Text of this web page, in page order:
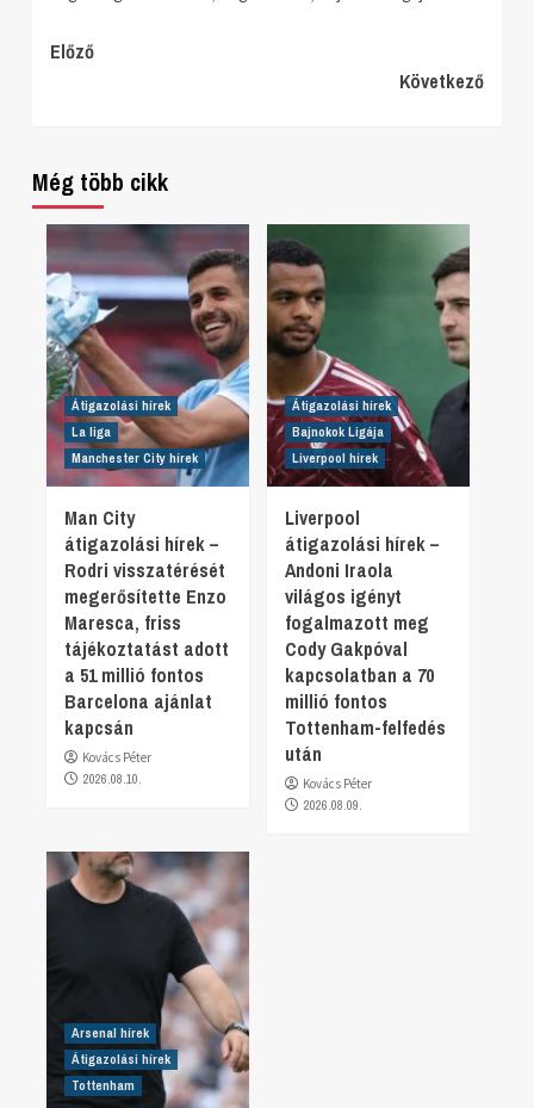
Continue
Előző
Következő
Még több cikk
Átigazolási hírek
La liga
Manchester City hírek
Man City
átigazolási hírek –
Rodri visszatérését
megerősítette Enzo
Maresca, friss
tájékoztatást adott
a 51 millió fontos
Barcelona ajánlat
kapcsán
Kovács Péter
2026.08.10.
Átigazolási hírek
Bajnokok Ligája
Liverpool hírek
Liverpool
átigazolási hírek –
Andoni Iraola
világos igényt
fogalmazott meg
Cody Gakpóval
kapcsolatban a 70
millió fontos
Tottenham-felfedés
után
Kovács Péter
2026.08.09.
Arsenal hírek
Átigazolási hírek
Tottenham